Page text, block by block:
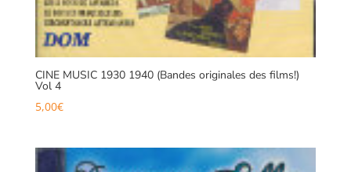
CINE MUSIC 1930 1940 (Bandes originales des films!)
Vol 4
5,00€